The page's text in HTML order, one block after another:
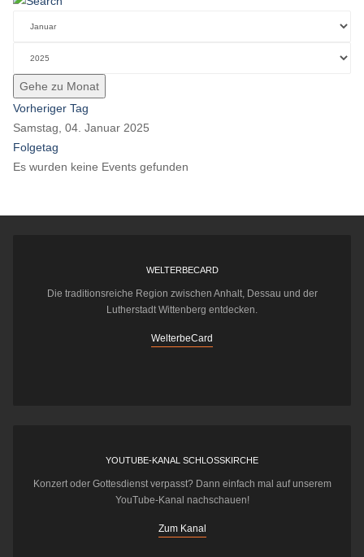
Gehe zu Monat
Vorheriger Tag
Samstag, 04. Januar 2025
Folgetag
Es wurden keine Events gefunden
WELTERBECARD
Die traditionsreiche Region zwischen Anhalt, Dessau und der
Lutherstadt Wittenberg entdecken.
WelterbeCard
YOUTUBE-KANAL SCHLOSSKIRCHE
Konzert oder Gottesdienst verpasst? Dann einfach mal auf unserem
YouTube-Kanal nachschauen!
Zum Kanal